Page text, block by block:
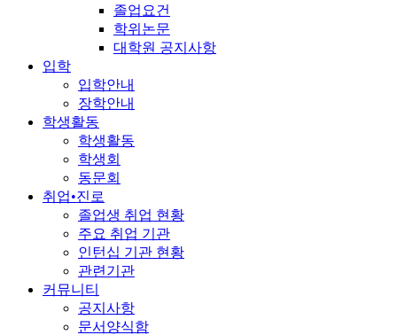
졸업요건
학위논문
대학원 공지사항
입학
입학안내
장학안내
학생활동
학생활동
학생회
동문회
취업•진로
졸업생 취업 현황
주요 취업 기관
인턴십 기관 현황
관련기관
커뮤니티
공지사항
문서양식함